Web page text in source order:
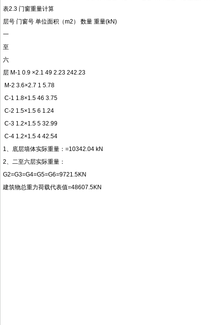
表2.3 门窗重量计算
层号 门窗号 单位面积（m2） 数量 重量(kN)
一
至
六
层 M-1 0.9 ×2.1 49 2.23 242.23
M-2 3.6×2.7 1 5.78
C-1 1.8×1.5 46 3.75
C-2 1.5×1.5 6 1.24
C-3 1.2×1.5 5 32.99
C-4 1.2×1.5 4 42.54
1、底层墙体实际重量：=10342.04 kN
2、二至六层实际重量：
G2=G3=G4=G5=G6=9721.5KN
建筑物总重力荷载代表值=48607.5KN